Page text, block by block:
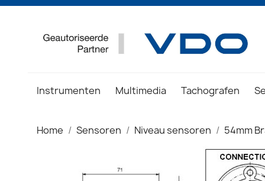
Instrumenten Multimedia Tachografen
Home Sensoren Niveau sensoren 54mm